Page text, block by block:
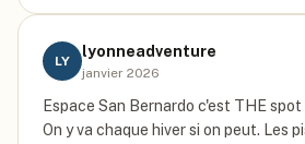
LY
lyonneadventure
janvier 2026
Espace San Bernardo c'est THE
On y va chaque hiver si on peut. Les